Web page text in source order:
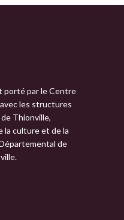
porté par le Centre
les structures
Thionville,
la culture et de la
de